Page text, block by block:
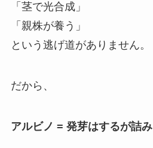
「茎で光合成」
「親株が養う」
という逃げ道がありません。
だから、
アルビノ = 発芽はするが詰み